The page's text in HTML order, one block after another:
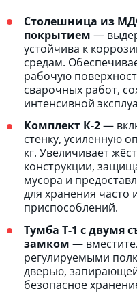
Столешница из
покрытием —
устойчива к
средам.
рабочую
сварочных работ,
интенсивной
Комплект К-2—
стенку, усиленную
кг. Увеличивает
конструкции,
мусора и
для хранения часто
приспособлений.
Тумба Т-1 с двумя
замком —
регулируемыми
дверью,
безопасное